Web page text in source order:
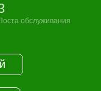
обслуживания